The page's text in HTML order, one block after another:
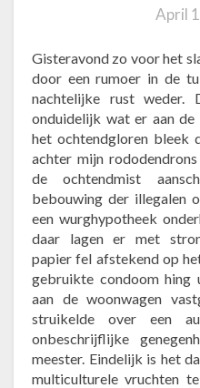
April
Gisteravond zo voor het
door een rumoer in de
nachtelijke rust
onduidelijk wat er aan
het ochtendgloren bleek
achter mijn
de ochtendmist
bebouwing der illegalen
een wurghypotheek
daar lagen er met
papier fel afstekend op
gebruikte condoom hing
aan de woonwagen
struikelde over een
onbeschrijflijke
meester. Eindelijk is het
multiculturele vruchten